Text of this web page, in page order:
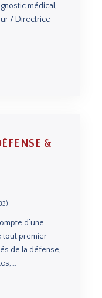
médical,
/ Directrice
&
d’une
tout premier
de la défense,